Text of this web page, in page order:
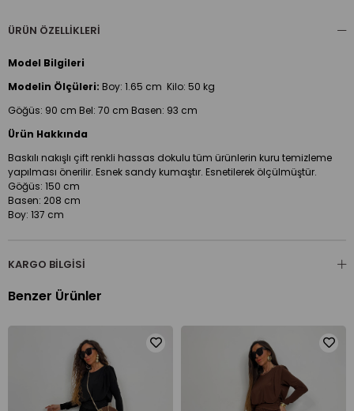
ÜRÜN ÖZELLIKLERI
Model Bilgileri
Modelin Ölçüleri: Boy: 1.65 cm Kilo: 50 kg
Göğüs: 90 cm Bel: 70 cm Basen: 93 cm
Ürün Hakkında
Baskılı nakışlı çift renkli hassas dokulu tüm ürünlerin kuru temizleme
yapılması önerilir. Esnek sandy kumaştır. Esnetilerek ölçülmüştür.
Göğüs: 150 cm
Basen: 208 cm
Boy: 137 cm
KARGO BILGISI
Benzer Ürünler